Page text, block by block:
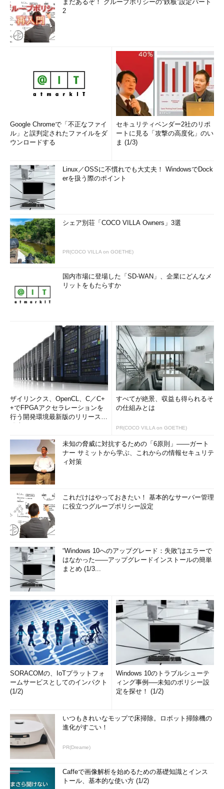
まだあるぞ！ グループポリシーの“鉄板”設定パート
2
Google Chromeで「不正なファイ
ル」と誤判定されたファイルをダ
ウンロードする
セキュリティベンダー2社のリポ
ートに見る「攻撃の高度化」のい
ま (1/3)
Linux／OSSに不慣れでも大丈夫！ WindowsでDock
erを扱う際のポイント
シェア別荘「COCO VILLA Owners」3選
PR(COCO VILLA on GOETHE)
国内市場に登場した「SD-WAN」、企業にどんなメ
リットをもたらすか
ザイリンクス、OpenCL、C／C+
+でFPGAアクセラレーションを
行う開発環境最新版のリリースを
すべてが絶景、収益も得られるそ
の仕組みとは
PR(COCO VILLA on GOETHE)
未知の脅威に対抗するための「6原則」――ガート
ナー サミットから学ぶ、これからの情報セキュリテ
ィ対策
これだけはやっておきたい！ 基本的なサーバー管理
に役立つグループポリシー設定
“Windows 10へのアップグレード：失敗”はエラーで
はなかった――アップグレードインストールの簡単
まとめ (1/3...
SORACOMの、IoTプラットフォ
ームサービスとしてのインパクト
(1/2)
Windows 10のトラブルシューテ
ィング事例──未知のポリシー設
定を探せ！ (1/2)
いつもきれいなモップで床掃除。ロボット掃除機の
進化がすごい！
PR(Dreame)
Caffeで画像解析を始めるための基礎知識とインス
トール、基本的な使い方 (1/2)